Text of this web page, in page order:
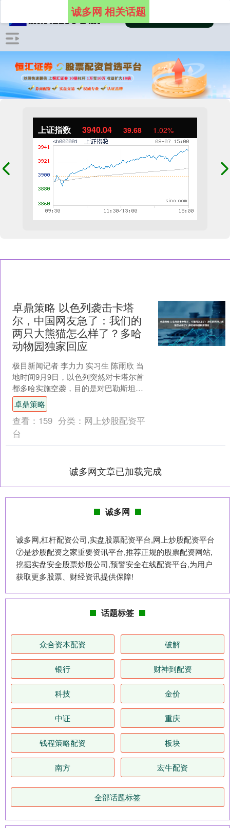
上证指数 3940.04 39.68 1.02%
诚多网 相关话题
卓鼎策略 以色列袭击卡塔
尔，中国网友急了：我们的
两只大熊猫怎么样了？多哈
动物园独家回应
极目新闻记者 李力力 实习生 陈雨欣 当
地时间9月9日，以色列突然对卡塔尔首
都多哈实施空袭，目的是对巴勒斯坦伊
斯兰抵抗运动（哈马斯）高层成员进
行“精准打击”。袭....
卓鼎策略
查看： 159 分类： 网上炒股配资平
台
诚多网文章已加载完成
诚多网
诚多网,杠杆配资公司,实盘股票配资平台,网上炒股配资平台
⑦是炒股配资之家重要资讯平台,推荐正规的股票配资网站,
挖掘实盘安全股票炒股公司,预警安全在线配资平台,为用户
获取更多股票、财经资讯提供保障!
话题标签
众合资本配资 破解
银行 财神到配资
科技 金价
中证 重庆
钱程策略配资 板块
南方 宏牛配资
全部话题标签